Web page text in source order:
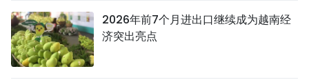
2026年前7个月进出口继续成为越南经
济突出亮点